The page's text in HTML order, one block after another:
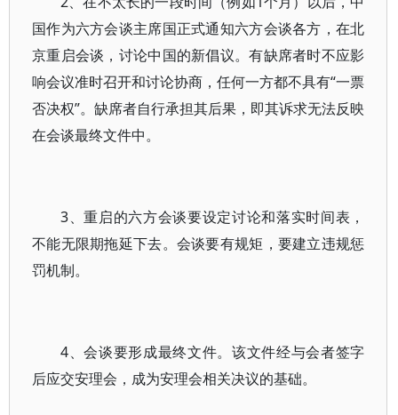
国作为六方会谈主席国正式通知六方会谈各方，在北
京重启会谈，讨论中国的新倡议。有缺席者时不应影
响会议准时召开和讨论协商，任何一方都不具有“一票
否决权”。缺席者自行承担其后果，即其诉求无法反映
在会谈最终文件中。
3、重启的六方会谈要设定讨论和落实时间表，
不能无限期拖延下去。会谈要有规矩，要建立违规惩
罚机制。
4、会谈要形成最终文件。该文件经与会者签字
后应交安理会，成为安理会相关决议的基础。